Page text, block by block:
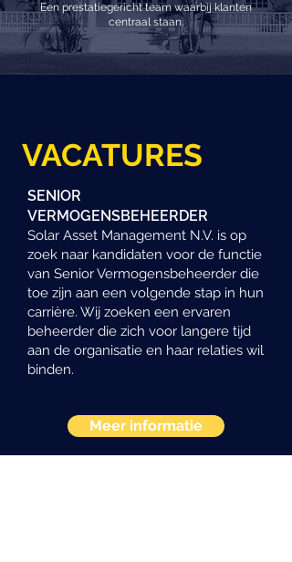
Een prestatiegericht team waarbij klanten
centraal staan.
VACATURES
SENIOR
VERMOGENSBEHEERDER
Solar Asset Management N.V. is op
zoek naar kandidaten voor de functie
van Senior Vermogensbeheerder die
toe zijn aan een volgende stap in hun
carrière. Wij zoeken een ervaren
beheerder die zich voor langere tijd
aan de organisatie en haar relaties wil
binden.
Meer informatie